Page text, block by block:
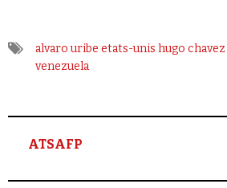
alvaro uribe etats-unis hugo chavez
venezuela
ATSAFP